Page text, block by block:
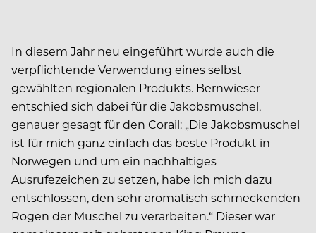
In diesem Jahr neu eingeführt wurde auch die
verpflichtende Verwendung eines selbst
gewählten regionalen Produkts. Bernwieser
entschied sich dabei für die Jakobsmuschel,
genauer gesagt für den Corail: „Die Jakobsmuschel
ist für mich ganz einfach das beste Produkt in
Norwegen und um ein nachhaltiges
Ausrufezeichen zu setzen, habe ich mich dazu
entschlossen, den sehr aromatisch schmeckenden
Rogen der Muschel zu verarbeiten.“ Dieser war